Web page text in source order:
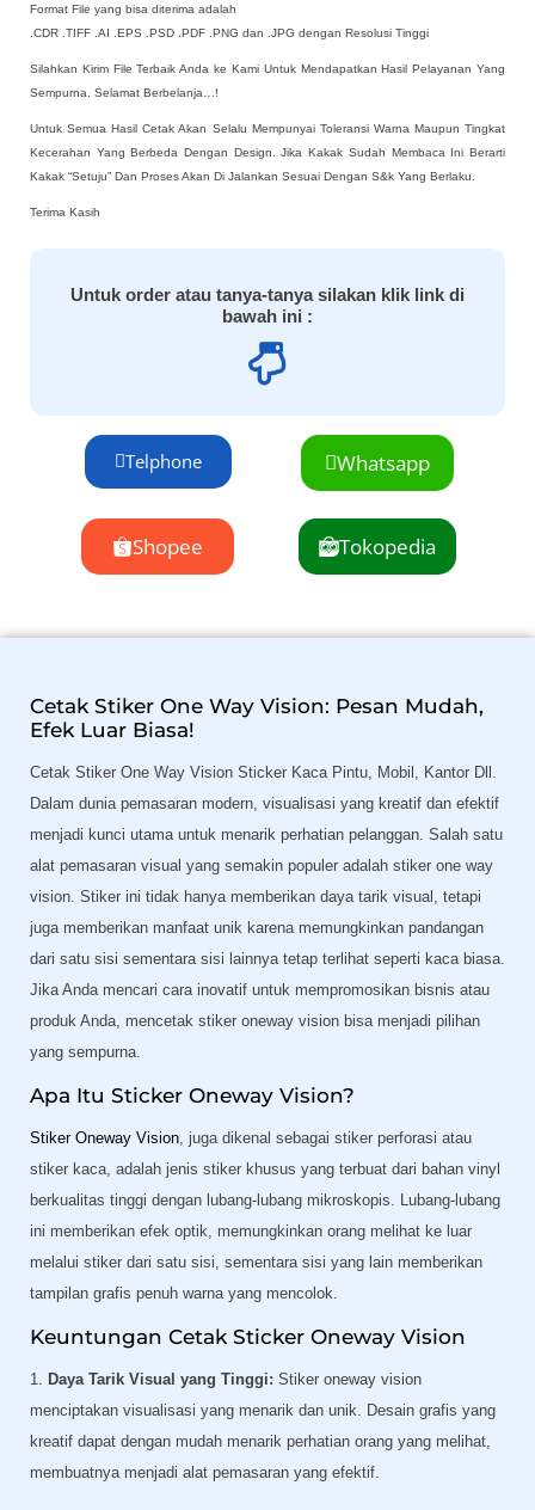
Format File yang bisa diterima adalah
.CDR .TIFF .AI .EPS .PSD .PDF .PNG dan .JPG dengan Resolusi Tinggi
Silahkan Kirim File Terbaik Anda ke Kami Untuk Mendapatkan Hasil Pelayanan Yang
Sempurna. Selamat Berbelanja…!
Untuk Semua Hasil Cetak Akan Selalu Mempunyai Toleransi Warna Maupun Tingkat
Kecerahan Yang Berbeda Dengan Design. Jika Kakak Sudah Membaca Ini Berarti
Kakak “Setuju” Dan Proses Akan Di Jalankan Sesuai Dengan S&k Yang Berlaku.
Terima Kasih
Untuk order atau tanya-tanya silakan klik link di
bawah ini :
Telphone Whatsapp
Shopee Tokopedia
Cetak Stiker One Way Vision: Pesan Mudah,
Efek Luar Biasa!
Cetak Stiker One Way Vision Sticker Kaca Pintu, Mobil, Kantor Dll.
Dalam dunia pemasaran modern, visualisasi yang kreatif dan efektif
menjadi kunci utama untuk menarik perhatian pelanggan. Salah satu
alat pemasaran visual yang semakin populer adalah stiker one way
vision. Stiker ini tidak hanya memberikan daya tarik visual, tetapi
juga memberikan manfaat unik karena memungkinkan pandangan
dari satu sisi sementara sisi lainnya tetap terlihat seperti kaca biasa.
Jika Anda mencari cara inovatif untuk mempromosikan bisnis atau
produk Anda, mencetak stiker oneway vision bisa menjadi pilihan
yang sempurna.
Apa Itu Sticker Oneway Vision?
Stiker Oneway Vision , juga dikenal sebagai stiker perforasi atau
stiker kaca, adalah jenis stiker khusus yang terbuat dari bahan vinyl
berkualitas tinggi dengan lubang-lubang mikroskopis. Lubang-lubang
ini memberikan efek optik, memungkinkan orang melihat ke luar
melalui stiker dari satu sisi, sementara sisi yang lain memberikan
tampilan grafis penuh warna yang mencolok.
Keuntungan Cetak Sticker Oneway Vision
1. Daya Tarik Visual yang Tinggi: Stiker oneway vision
menciptakan visualisasi yang menarik dan unik. Desain grafis yang
kreatif dapat dengan mudah menarik perhatian orang yang melihat,
membuatnya menjadi alat pemasaran yang efektif.